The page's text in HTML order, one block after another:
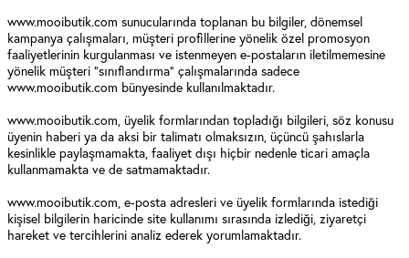
www.mooibutik.com sunucularında toplanan bu bilgiler, dönemsel
kampanya çalışmaları, müşteri profillerine yönelik özel promosyon
faaliyetlerinin kurgulanması ve istenmeyen e-postaların iletilmemesine
yönelik müşteri "sınıflandırma" çalışmalarında sadece
www.mooibutik.com bünyesinde kullanılmaktadır.
www.mooibutik.com, üyelik formlarından topladığı bilgileri, söz konusu
üyenin haberi ya da aksi bir talimatı olmaksızın, üçüncü şahıslarla
kesinlikle paylaşmamakta, faaliyet dışı hiçbir nedenle ticari amaçla
kullanmamakta ve de satmamaktadır.
www.mooibutik.com, e-posta adresleri ve üyelik formlarında istediği
kişisel bilgilerin haricinde site kullanımı sırasında izlediği, ziyaretçi
hareket ve tercihlerini analiz ederek yorumlamaktadır.